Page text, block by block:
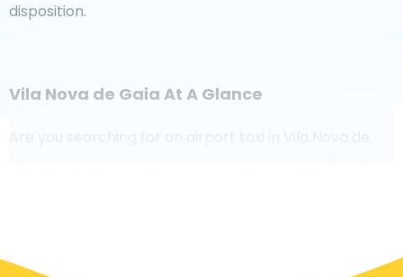
disposition.
Vila Nova de Gaia At A Glance
Are you searching for an airport taxi in Vila Nova de
online on our website, to make you journey stress